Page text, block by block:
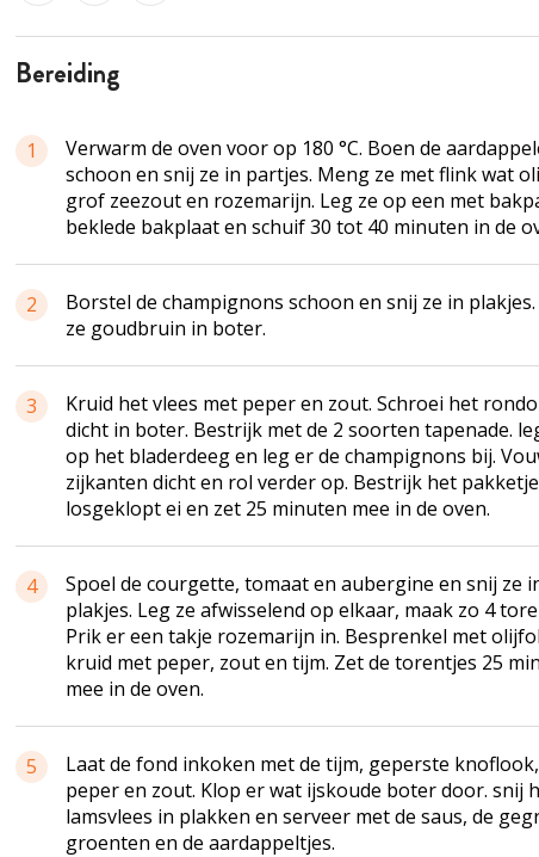
bereiding
1
Verwarm de oven voor op 180 °C. Boen de
schoon en snij ze in partjes. Meng ze met flink wat
grof zeezout en rozemarijn. Leg ze op een met
beklede bakplaat en schuif 30 tot 40 minuten in de
2
Borstel de champignons schoon en snij ze in
ze goudbruin in boter.
3
Kruid het vlees met peper en zout. Schroei het
dicht in boter. Bestrijk met de 2 soorten tapenade.
op het bladerdeeg en leg er de champignons bij.
zijkanten dicht en rol verder op. Bestrijk het
losgekloptei en zet 25 minuten mee in de oven.
4
Spoel de courgette, tomaat en aubergine en snij ze
plakjes. Leg ze afwisselend op elkaar, maak zo 4
Prik er een takje rozemarijn in. Besprenkel met
kruid met peper, zout en tijm. Zet de torentjes 25
mee in de oven.
5
Laat de fond inkoken met de tijm, geperste knoflook,
peper en zout. Klop er wat ijskoude boter door. snij
lamsvlees in plakken en serveer met de saus, de
groenten en de aardappeltjes.